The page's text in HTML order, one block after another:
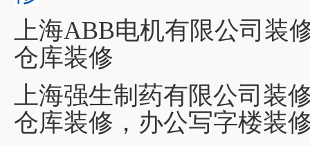
上海ABB电机有限公司装
仓库装修
上海强生制药有限公司装
仓库装修，办公写字楼装